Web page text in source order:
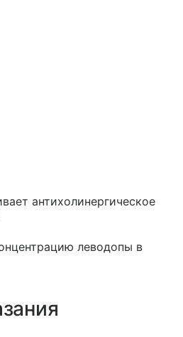
антихолинергическое
леводопы в